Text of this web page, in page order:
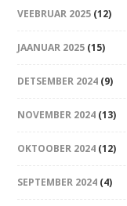
VEEBRUAR 2025 (12)
JAANUAR 2025 (15)
DETSEMBER 2024 (9)
NOVEMBER 2024 (13)
OKTOOBER 2024 (12)
SEPTEMBER 2024 (4)